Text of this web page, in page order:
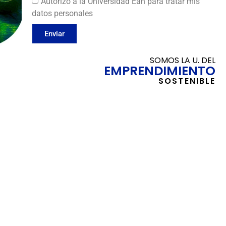
datos personales
Enviar
SOMOS LA U. DEL
EMPRENDIMIENTO
SOSTENIBLE